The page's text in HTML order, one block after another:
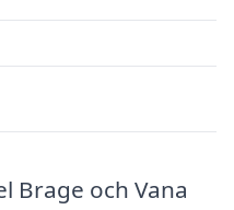
Brage och Vana